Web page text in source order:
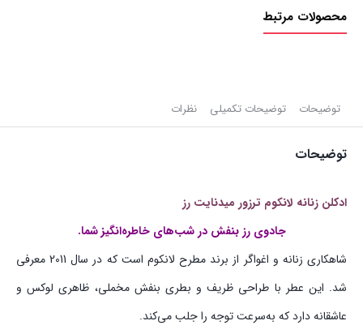
ترزور
25ml
عدد
محصولات مرتبط
توضیحات توضیحات تکمیلی نظرات
توضیحات
ادکلن زنانه لانکوم ترزور میدنایت رز
جادوی رز بنفش در شب‌های خاطره‌انگیز شما.
شاهکاری زنانه و اغواگر از برند مطرح لانکوم است که در سال 2011 معرفی
شد. این عطر با طراحی ظریف و بطری بنفش مخملی، ظاهری لوکس و
عاشقانه دارد که به‌سرعت توجه را جلب می‌کند.